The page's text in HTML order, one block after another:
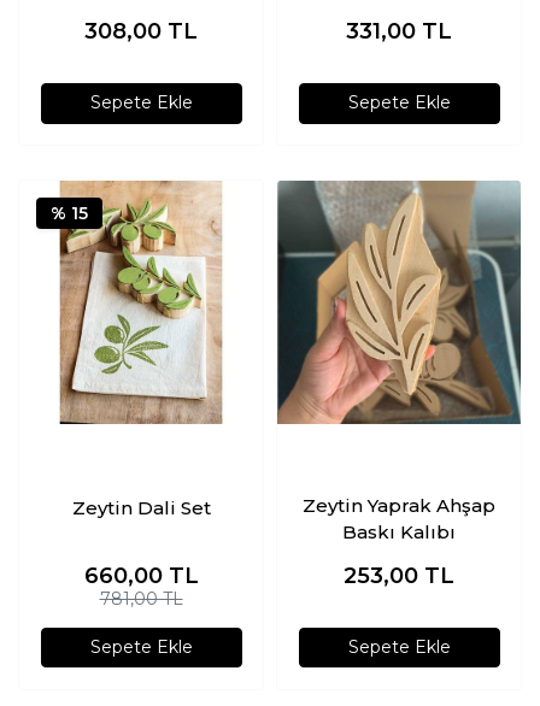
308,00 TL
Sepete Ekle
331,00 TL
Sepete Ekle
% 15
Zeytin Dali Set
660,00 TL
781,00 TL
Sepete Ekle
Zeytin Yaprak Ahşap
Baskı Kalıbı
253,00 TL
Sepete Ekle